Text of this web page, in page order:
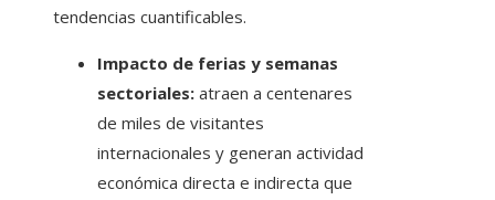
tendencias cuantificables.
Impacto de ferias y semanas
sectoriales: atraen a centenares
de miles de visitantes
internacionales y generan actividad
económica directa e indirecta que